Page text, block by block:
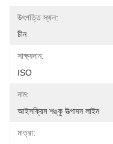
উৎপত্তি স্থল:
চীন
সাক্ষ্যদান:
ISO
নাম:
আইসক্রিম শঙ্কু উত্পাদন লাইন
মাত্রা: